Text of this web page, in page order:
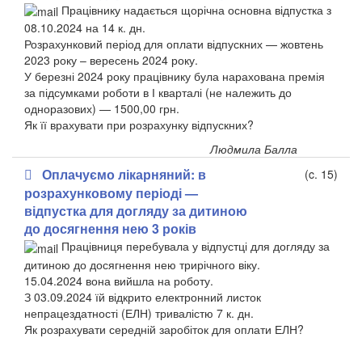
Працівнику надається щорічна основна відпустка з
08.10.2024 на 14 к. дн.
Розрахунковий період для оплати відпускних — жовтень
2023 року – вересень 2024 року.
У березні 2024 року працівнику була нарахована премія
за підсумками роботи в І кварталі (не належить до
одноразових) — 1500,00 грн.
Як її врахувати при розрахунку відпускних?
Людмила Балла
Оплачуємо лікарняний: в
розрахунковому періоді —
відпустка для догляду за дитиною
до досягнення нею 3 років
(c. 15)
Працівниця перебувала у відпустці для догляду за
дитиною до досягнення нею трирічного віку.
15.04.2024 вона вийшла на роботу.
З 03.09.2024 їй відкрито електронний листок
непрацездатності (ЕЛН) тривалістю 7 к. дн.
Як розрахувати середній заробіток для оплати ЕЛН?